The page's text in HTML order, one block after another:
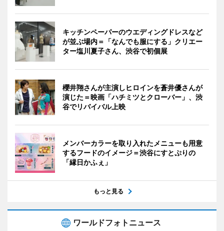
キッチンペーパーのウエディングドレスなど
が並ぶ場内＝「なんでも服にする」クリエー
ター塩川夏子さん、渋谷で初個展
櫻井翔さんが主演しヒロインを蒼井優さんが
演じた＝映画「ハチミツとクローバー」、渋
谷でリバイバル上映
メンバーカラーを取り入れたメニューも用意
するフードのイメージ＝渋谷にすとぷりの
「縁日かふぇ」
もっと見る
ワールドフォトニュース